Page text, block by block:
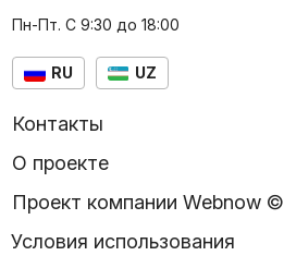
Пн-Пт. С 9:30 до 18:00
RU UZ
Контакты
О проекте
Проект компании Webnow ©
Условия использования